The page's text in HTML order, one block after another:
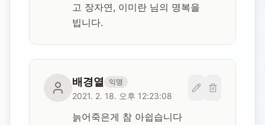
고 장자연, 이미란 님의 명복을
빕니다.
배경열 익명
2021. 2. 18. 오후 12:23:08
늙어죽은게 참 아쉽습니다